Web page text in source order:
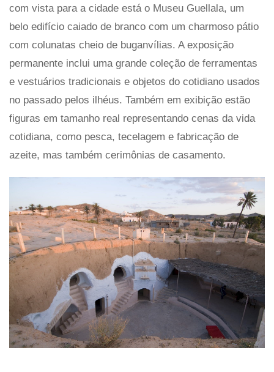
com vista para a cidade está o Museu Guellala, um
belo edifício caiado de branco com um charmoso pátio
com colunatas cheio de buganvílias. A exposição
permanente inclui uma grande coleção de ferramentas
e vestuários tradicionais e objetos do cotidiano usados ​​
no passado pelos ilhéus. Também em exibição estão
figuras em tamanho real representando cenas da vida
cotidiana, como pesca, tecelagem e fabricação de
azeite, mas também cerimônias de casamento.